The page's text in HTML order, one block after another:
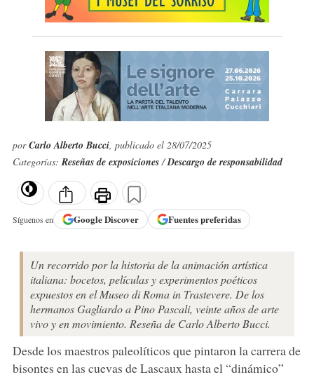
porCarlo Alberto Bucci, publicado el 28/07/2025
Categorías:Reseñas de exposiciones/Descargo de responsabilidad
Síguenos en GoogleDiscover Fuentes preferidas
Un recorrido por la historia de la animación artística
italiana: bocetos, películas y experimentos poéticos
expuestos en el Museo di Roma in Trastevere. De los
hermanos Gagliardo a Pino Pascali, veinte años de arte
vivo y en movimiento. Reseña de Carlo Alberto Bucci.
Desde los maestros paleolíticos que pintaron la carrera de
bisontes en las cuevas de Lascaux hasta el “dinámico”